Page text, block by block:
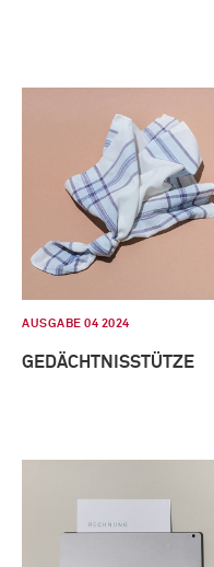
AUSGABE 04 2024
GEDÄCHTNISSTÜTZE